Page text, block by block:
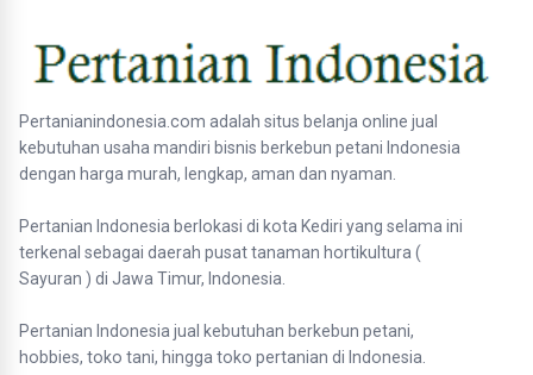
Pertanianindonesia.com adalah situs belanja online jual
kebutuhan usaha mandiri bisnis berkebun petani Indonesia
dengan harga murah, lengkap, aman dan nyaman.
Pertanian Indonesia berlokasi di kota Kediri yang selama ini
terkenal sebagai daerah pusat tanaman hortikultura (
Sayuran ) di Jawa Timur, Indonesia.
Pertanian Indonesia jual kebutuhan berkebun petani,
hobbies, toko tani, hingga toko pertanian di Indonesia.